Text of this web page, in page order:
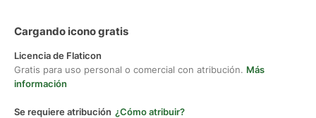
Cargando icono gratis
Licencia de Flaticon
Gratis para uso personal o comercial con atribución. Más
información
Se requiere atribución ¿Cómo atribuir?